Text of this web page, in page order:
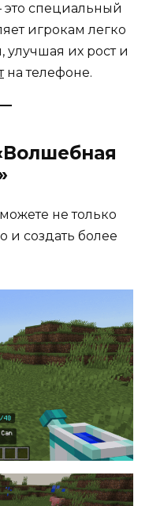
это специальный
игрокам легко
улучшая их рост и
на телефоне.
не только
и создать более